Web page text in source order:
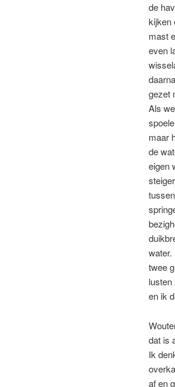
de
kijken
mast
even
gezet
Als
maar
de
eigen
twee
en ik
dat is
Ik
af en